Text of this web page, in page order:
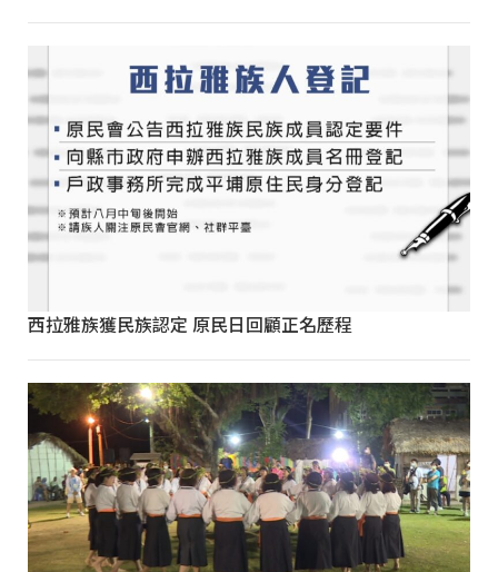
西拉雅族獲民族認定 原民日回顧正名歷程